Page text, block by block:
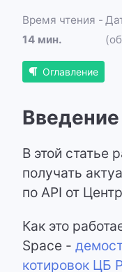
Время чтения -
14 мин.
Оглавление
Введение
В этой статье
получать
по API от
Как это
Space -
котировок ЦБ